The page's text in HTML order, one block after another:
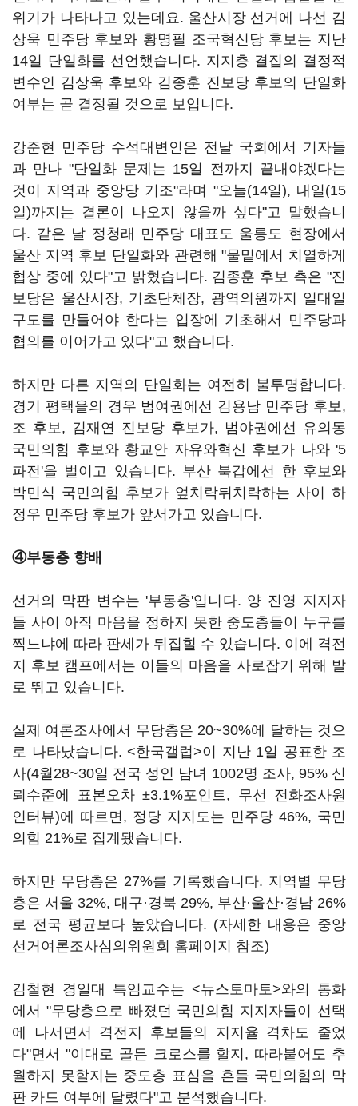
위기가 나타나고 있는데요. 울산시장 선거에 나선 김
상욱 민주당 후보와 황명필 조국혁신당 후보는 지난
14일 단일화를 선언했습니다. 지지층 결집의 결정적
변수인 김상욱 후보와 김종훈 진보당 후보의 단일화
여부는 곧 결정될 것으로 보입니다.
강준현 민주당 수석대변인은 전날 국회에서 기자들
과 만나 "단일화 문제는 15일 전까지 끝내야겠다는
것이 지역과 중앙당 기조"라며 "오늘(14일), 내일(15
일)까지는 결론이 나오지 않을까 싶다"고 말했습니
다. 같은 날 정청래 민주당 대표도 울릉도 현장에서
울산 지역 후보 단일화와 관련해 "물밑에서 치열하게
협상 중에 있다"고 밝혔습니다. 김종훈 후보 측은 "진
보당은 울산시장, 기초단체장, 광역의원까지 일대일
구도를 만들어야 한다는 입장에 기초해서 민주당과
협의를 이어가고 있다"고 했습니다.
하지만 다른 지역의 단일화는 여전히 불투명합니다.
경기 평택을의 경우 범여권에선 김용남 민주당 후보,
조 후보, 김재연 진보당 후보가, 범야권에선 유의동
국민의힘 후보와 황교안 자유와혁신 후보가 나와 '5
파전'을 벌이고 있습니다. 부산 북갑에선 한 후보와
박민식 국민의힘 후보가 엎치락뒤치락하는 사이 하
정우 민주당 후보가 앞서가고 있습니다.
④부동층 향배
선거의 막판 변수는 '부동층'입니다. 양 진영 지지자
들 사이 아직 마음을 정하지 못한 중도층들이 누구를
찍느냐에 따라 판세가 뒤집힐 수 있습니다. 이에 격전
지 후보 캠프에서는 이들의 마음을 사로잡기 위해 발
로 뛰고 있습니다.
실제 여론조사에서 무당층은 20~30%에 달하는 것으
로 나타났습니다. <한국갤럽>이 지난 1일 공표한 조
사(4월28~30일 전국 성인 남녀 1002명 조사, 95% 신
뢰수준에 표본오차 ±3.1%포인트, 무선 전화조사원
인터뷰)에 따르면, 정당 지지도는 민주당 46%, 국민
의힘 21%로 집계됐습니다.
하지만 무당층은 27%를 기록했습니다. 지역별 무당
층은 서울 32%, 대구·경북 29%, 부산·울산·경남 26%
로 전국 평균보다 높았습니다. (자세한 내용은 중앙
선거여론조사심의위원회 홈페이지 참조)
김철현 경일대 특임교수는 <뉴스토마토>와의 통화
에서 "무당층으로 빠졌던 국민의힘 지지자들이 선택
에 나서면서 격전지 후보들의 지지율 격차도 줄었
다"면서 "이대로 골든 크로스를 할지, 따라붙어도 추
월하지 못할지는 중도층 표심을 흔들 국민의힘의 막
판 카드 여부에 달렸다"고 분석했습니다.